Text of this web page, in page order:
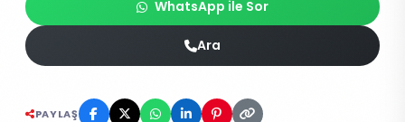
WhatsApp ile Sor
Ara
PAYLAŞ